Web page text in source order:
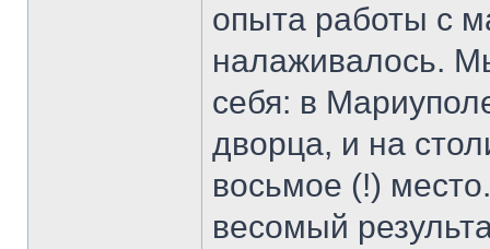
опыта работы с
налаживалось.
себя: в
дворца, и на
восьмое (!)
весомый